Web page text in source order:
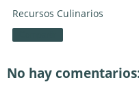
Recursos Culinarios
No hay